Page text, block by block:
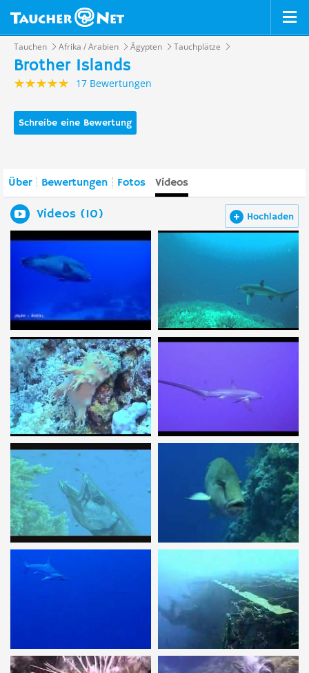
Tauchen Afrika / Arabien Ägypten Tauchplätze
Brother Islands
17 Bewertungen
Schreibe eine Bewertung
Über Bewertungen Fotos Videos
Hochladen
Videos (10)